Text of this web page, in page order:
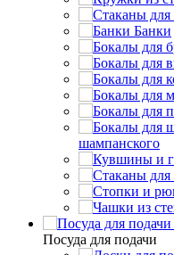
Банки
шампанского
Посуда для подачи